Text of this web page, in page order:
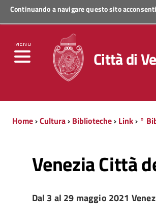
Continuando a navigare questo sito
MENU
Regione Veneto
Città di
Home›Cultura› Biblioteche› Link› °
Venezia Città
Dal 3 al 29 maggio 2021